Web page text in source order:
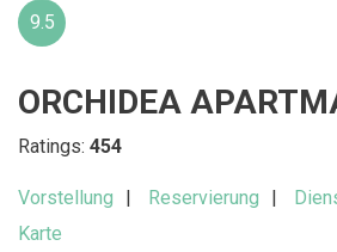
9.5
ORCHIDEA
Ratings: 454
Vorstellung Reservierung
Karte